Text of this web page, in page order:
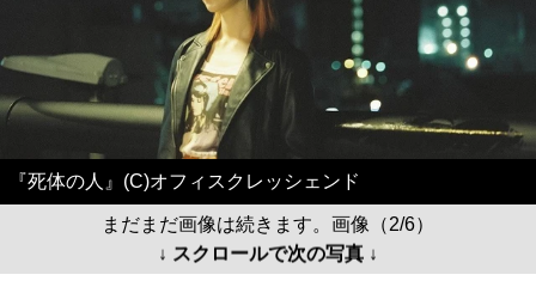
『死体の人』(C)オフィスクレッシェンド
まだまだ画像は続きます。画像（2/6）
↓ スクロールで次の写真 ↓